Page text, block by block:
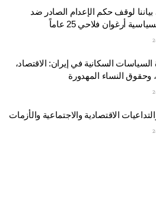
لوقف حكم الإعدام الصادر ضد
أرغوان فلاحي 25 عاماً
السكانية في إيران: الاقتصاد،
وحقوق النساء المهدورة
الاقتصادية والاجتماعية والأزمات